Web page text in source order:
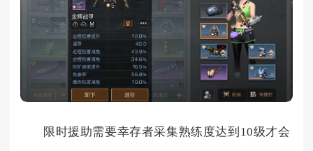
限时援助需要幸存者采集熟练度达到10级才会